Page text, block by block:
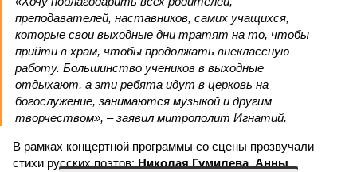
преподавателей, наставников, самих учащихся,
которые свои выходные дни тратят на то, чтобы
прийти в храм, чтобы продолжать внеклассную
работу. Большинство учеников в выходные
отдыхают, а эти ребята идут в церковь на
богослужение, занимаются музыкой и другим
творчеством», – заявил митрополит Игнатий.
В рамках концертной программы со сцены прозвучали
стихи русских поэтов: Николая Гумилева, Анны